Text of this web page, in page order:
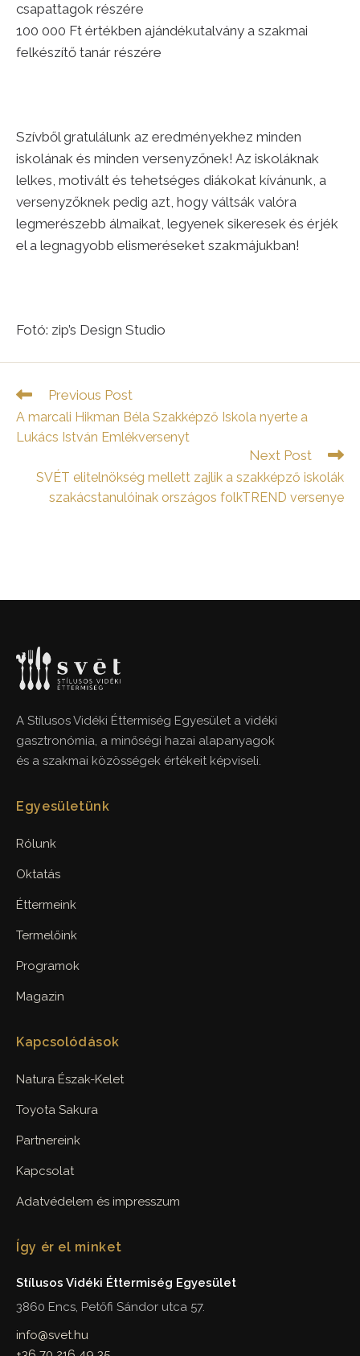
csapattagok részére
100 000 Ft értékben ajándékutalvány a szakmai
felkészítő tanár részére
Szívből gratulálunk az eredményekhez minden
iskolának és minden versenyzőnek! Az iskoláknak
lelkes, motivált és tehetséges diákokat kívánunk, a
versenyzőknek pedig azt, hogy váltsák valóra
legmerészebb álmaikat, legyenek sikeresek és érjék
el a legnagyobb elismeréseket szakmájukban!
Fotó: zip’s Design Studio
Read
articles
Previous Post
A marcali Hikman Béla Szakképző Iskola nyerte a
Lukács István Emlékversenyt
Next Post
SVÉT elitelnökség mellett zajlik a szakképző iskolák
szakácstanulóinak országos folkTREND versenye
A Stílusos Vidéki Éttermiség Egyesület a vidéki
gasztronómia, a minőségi hazai alapanyagok
és a szakmai közösségek értékeit képviseli.
Egyesületünk
Rólunk
Oktatás
Éttermeink
Termelőink
Programok
Magazin
Kapcsolódások
Natura Észak-Kelet
Toyota Sakura
Partnereink
Kapcsolat
Adatvédelem és impresszum
Így ér el minket
Stílusos Vidéki Éttermiség Egyesület
3860 Encs, Petőfi Sándor utca 57.
info@svet.hu